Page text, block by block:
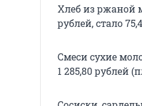
Хлеб из ржаной
рублей, стало
Смеси сухие
1 285,80 рублей